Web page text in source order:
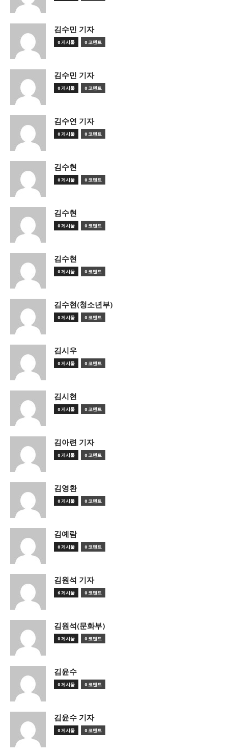
김수민 기자
0 게시물 0 코멘트
김수민 기자
0 게시물 0 코멘트
김수연 기자
0 게시물 0 코멘트
김수현
0 게시물 0 코멘트
김수현
0 게시물 0 코멘트
김수현
0 게시물 0 코멘트
김수현(청소년부)
0 게시물 0 코멘트
김시우
0 게시물 0 코멘트
김시현
0 게시물 0 코멘트
김아련 기자
0 게시물 0 코멘트
김영환
0 게시물 0 코멘트
김예람
0 게시물 0 코멘트
김원석 기자
6 게시물 0 코멘트
김원석(문화부)
0 게시물 0 코멘트
김윤수
0 게시물 0 코멘트
김윤수 기자
0 게시물 0 코멘트